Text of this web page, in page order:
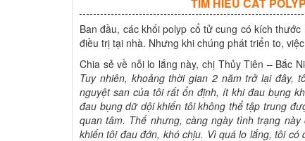
Ban đầu, các khối polyp cổ tử cung có kích
điều trị tại nhà. Nhưng khi chúng phát triển to,
Chia sẻ về nỗi lo lắng này, chị Thủy Tiên – Bắc
Tuy nhiên, khoảng thời gian 2 năm trở lại đây,
nguyệt san của tôi rất ổn định, ít khi đau bụng
đau bụng dữ dội khiến tôi không thể tập trung
quan tâm. Thế nhưng, càng ngày tình trạng
khiến tôi đau đớn, khó chịu. Vì quá lo lắng, tôi